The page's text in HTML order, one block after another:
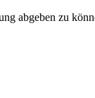
abgeben zu